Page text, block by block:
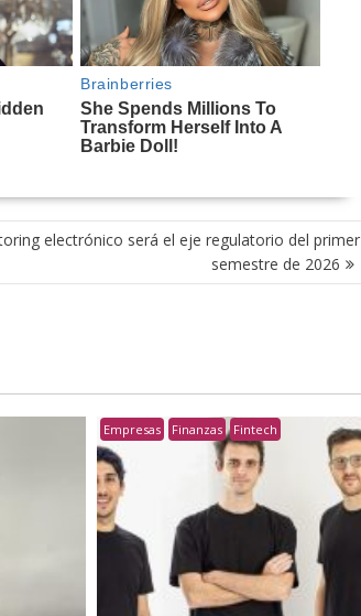
electrónico será el eje regulatorio del primer
semestre de 2026
Empresas Finanzas Fintech